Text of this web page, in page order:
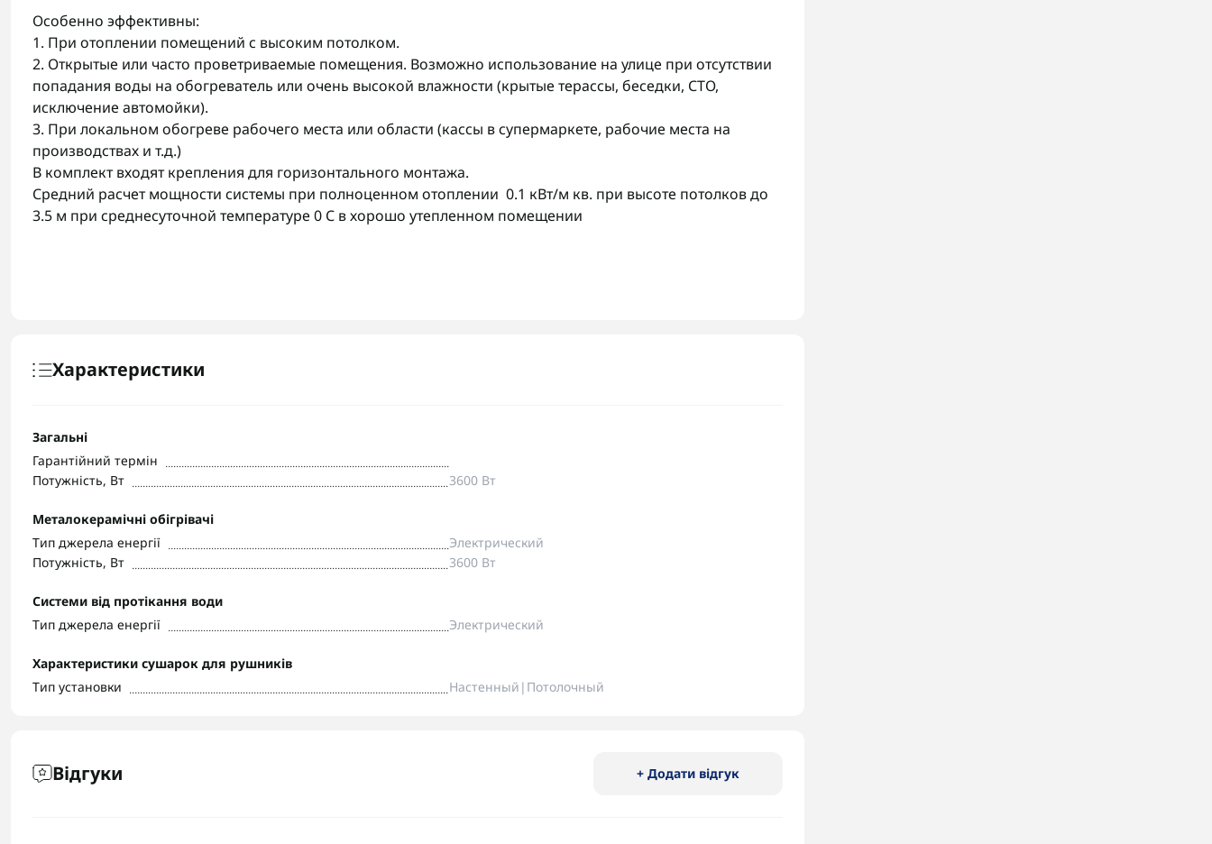
Особенно эффективны:
1. При отоплении помещений с высоким потолком.
2. Открытые или часто проветриваемые помещения. Возможно использование на улице при отсутствии
попадания воды на обогреватель или очень высокой влажности (крытые терассы, беседки, СТО,
исключение автомойки).
3. При локальном обогреве рабочего места или области (кассы в супермаркете, рабочие места на
производствах и т.д.)
В комплект входят крепления для горизонтального монтажа.
Средний расчет мощности системы при полноценном отоплении 0.1 кВт/м кв. при высоте потолков до
3.5 м при среднесуточной температуре 0 С в хорошо утепленном помещении
Характеристики
Загальні
Гарантійний термін
Потужність, Вт
3600 Вт
Металокерамічні обігрівачі
Тип джерела енергії
Электрический
Потужність, Вт
3600 Вт
Системи від протікання води
Тип джерела енергії
Электрический
Характеристики сушарок для рушників
Тип установки
Настенный|Потолочный
Відгуки + Додати відгук